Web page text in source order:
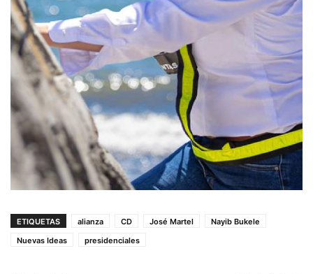
ETIQUETAS alianza CD José Martel
Nayib Bukele
Nuevas Ideas
presidenciales